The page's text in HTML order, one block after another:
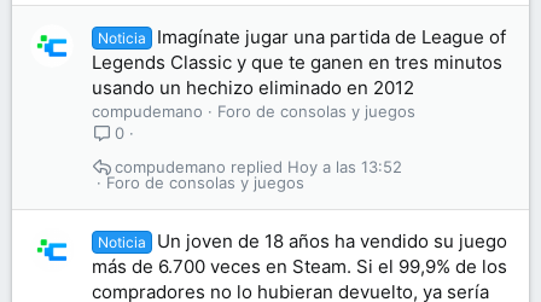
Noticia
Imagínate jugar una partida de League of
Legends Classic y que te ganen en tres minutos
usando un hechizo eliminado en 2012
compudemano
Foro de consolas y juegos
0
Foro de consolas y juegos
Hoy a las 13:52
compudemano
Noticia
Un joven de 18 años ha vendido su juego
más de 6.700 veces en Steam. Si el 99,9% de los
compradores no lo hubieran devuelto, ya sería